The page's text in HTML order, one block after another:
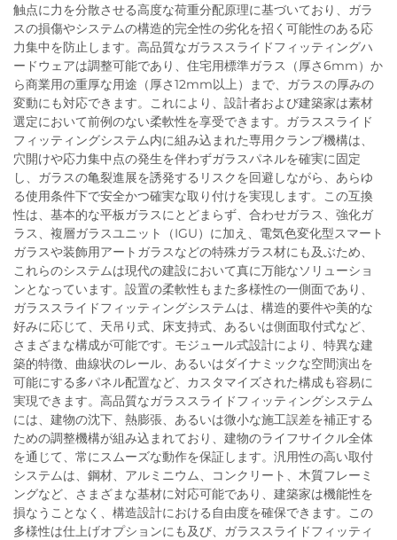
触点に力を分散させる高度な荷重分配原理に基づいており、ガラ
スの損傷やシステムの構造的完全性の劣化を招く可能性のある応
力集中を防止します。高品質なガラススライドフィッティングハ
ードウェアは調整可能であり、住宅用標準ガラス（厚さ6mm）か
ら商業用の重厚な用途（厚さ12mm以上）まで、ガラスの厚みの
変動にも対応できます。これにより、設計者および建築家は素材
選定において前例のない柔軟性を享受できます。ガラススライド
フィッティングシステム内に組み込まれた専用クランプ機構は、
穴開けや応力集中点の発生を伴わずガラスパネルを確実に固定
し、ガラスの亀裂進展を誘発するリスクを回避しながら、あらゆ
る使用条件下で安全かつ確実な取り付けを実現します。この互換
性は、基本的な平板ガラスにとどまらず、合わせガラス、強化ガ
ラス、複層ガラスユニット（IGU）に加え、電気色変化型スマート
ガラスや装飾用アートガラスなどの特殊ガラス材にも及ぶため、
これらのシステムは現代の建設において真に万能なソリューショ
ンとなっています。設置の柔軟性もまた多様性の一側面であり、
ガラススライドフィッティングシステムは、構造的要件や美的な
好みに応じて、天吊り式、床支持式、あるいは側面取付式など、
さまざまな構成が可能です。モジュール式設計により、特異な建
築的特徴、曲線状のレール、あるいはダイナミックな空間演出を
可能にする多パネル配置など、カスタマイズされた構成も容易に
実現できます。高品質なガラススライドフィッティングシステム
には、建物の沈下、熱膨張、あるいは微小な施工誤差を補正する
ための調整機構が組み込まれており、建物のライフサイクル全体
を通じて、常にスムーズな動作を保証します。汎用性の高い取付
システムは、鋼材、アルミニウム、コンクリート、木質フレーミ
ングなど、さまざまな基材に対応可能であり、建築家は機能性を
損なうことなく、構造設計における自由度を確保できます。この
多様性は仕上げオプションにも及び、ガラススライドフィッティ